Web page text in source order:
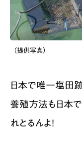
（提供写真）
日本で唯一塩田
養殖方法も日本
れとるんよ！